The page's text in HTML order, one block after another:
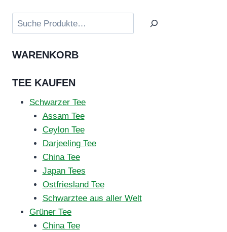
Suchen
WARENKORB
TEE KAUFEN
Schwarzer Tee
Assam Tee
Ceylon Tee
Darjeeling Tee
China Tee
Japan Tees
Ostfriesland Tee
Schwarztee aus aller Welt
Grüner Tee
China Tee